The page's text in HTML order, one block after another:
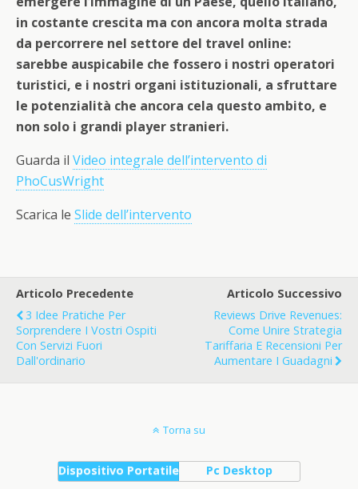
in costante crescita ma con ancora molta strada
da percorrere nel settore del travel online:
sarebbe auspicabile che fossero i nostri operatori
turistici, e i nostri organi istituzionali, a sfruttare
le potenzialità che ancora cela questo ambito, e
non solo i grandi player stranieri.
Guarda il Video integrale dell’intervento di
PhoCusWright
Scarica le Slide dell’intervento
Articolo Precedente
3 Idee Pratiche Per
Sorprendere I Vostri Ospiti
Con Servizi Fuori
Dall'ordinario
Articolo Successivo
Reviews Drive Revenues:
Come Unire Strategia
Tariffaria E Recensioni Per
Aumentare I Guadagni
Torna su
Dispositivo Portatile Pc Desktop